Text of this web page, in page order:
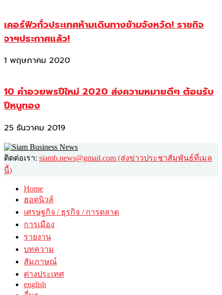
เคอร์ฟิวทั่วประเทศห้ามเดินทางข้ามจังหวัด! ราชกิจ
จาฯประกาศแล้ว!
1 พฤษภาคม 2020
10 คำอวยพรปีใหม่ 2020 ส่งความหมายดีๆ ต้อนรับ
ปีหนูทอง
25 ธันวาคม 2019
ติดต่อเรา: siamb.news@gmail.com (ส่งข่าวประชาสัมพันธ์ที่เมล
นี้)
Home
ฮอตนิวส์
เศรษฐกิจ / ธุรกิจ / การตลาด
การเมือง
รายงาน
บทความ
สัมภาษณ์
ต่างประเทศ
english